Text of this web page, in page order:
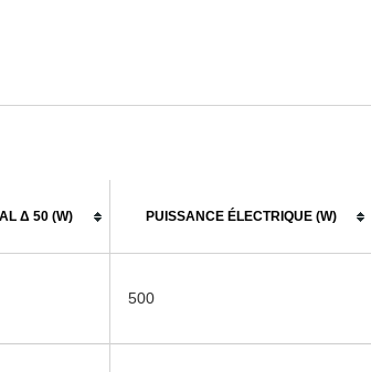
Δ 50 (W) PUISSANCE ÉLECTRIQUE (W)
500